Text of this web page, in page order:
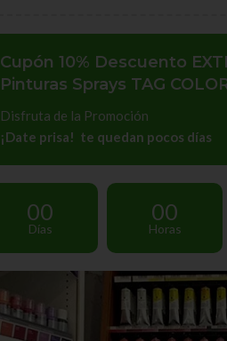
Cupón 10% Descuento
Pinturas Sprays TAG
Disfruta de la Promoción
¡Date prisa! te quedan pocos días
00
Días
00
Horas